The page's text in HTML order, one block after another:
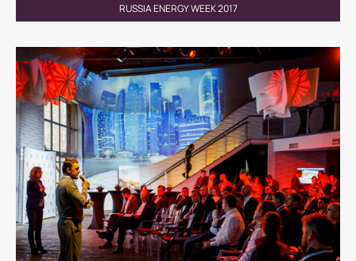
RUSSIA ENERGY WEEK 2017